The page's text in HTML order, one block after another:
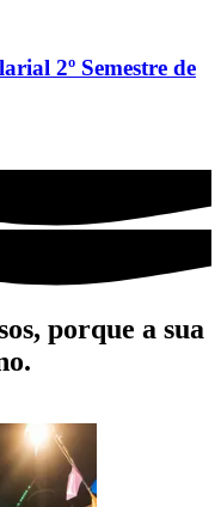
2º Semestre de
porque a sua